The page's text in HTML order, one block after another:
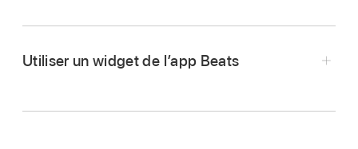
ajouter un widget de l’app Beats, puis
Utiliser un widget de l’app Beats